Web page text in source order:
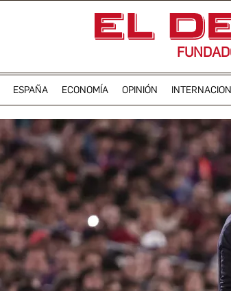
ESPAÑA ECONOMÍA OPINIÓN